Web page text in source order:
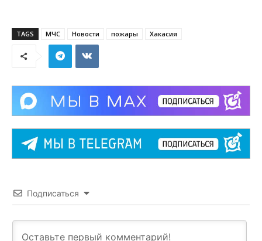
TAGS МЧС Новости пожары Хакасия
Подписаться